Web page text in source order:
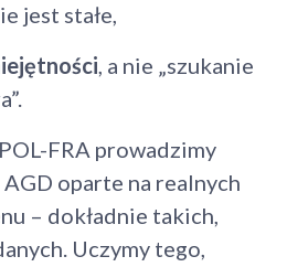
jest stałe,
, a nie „szukanie
FRA prowadzimy
oparte na realnych
– dokładnie takich,
Uczymy tego,
zakupy